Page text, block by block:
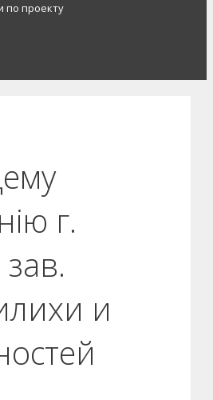
по проекту
г.
и